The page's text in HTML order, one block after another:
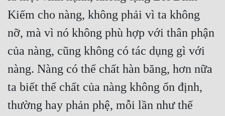
Kiếm cho nàng, không phải vì ta không
nỡ, mà vì nó không phù hợp với thân phận
của nàng, cũng không có tác dụng gì với
nàng. Nàng có thể chất hàn băng, hơn nữa
ta biết thể chất của nàng không ổn định,
thường hay phản phệ, mỗi lần như thế